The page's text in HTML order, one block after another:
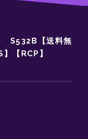
S532B【送料無
【RCP】